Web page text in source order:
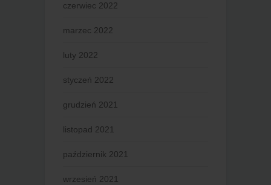
czerwiec 2022
marzec 2022
luty 2022
styczeń 2022
grudzień 2021
listopad 2021
październik 2021
wrzesień 2021